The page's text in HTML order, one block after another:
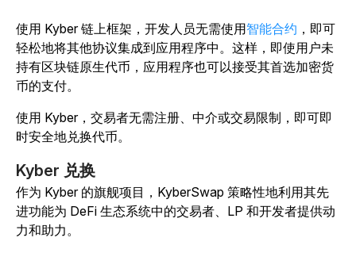
使用 Kyber 链上框架，开发人员无需使用智能合约 ，即可
轻松地将其他协议集成到应用程序中。这样，即使用户未
持有区块链原生代币，应用程序也可以接受其首选加密货
币的支付。
使用 Kyber，交易者无需注册、中介或交易限制，即可即
时安全地兑换代币。
Kyber 兑换
作为 Kyber 的旗舰项目，KyberSwap 策略性地利用其先
进功能为 DeFi 生态系统中的交易者、LP 和开发者提供动
力和助力。